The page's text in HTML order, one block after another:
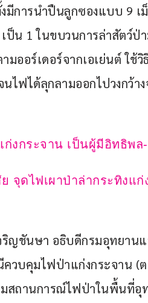
การนำปืนลูกซองแบบ 9 เ
น 1 ในขบวนการล่าสัตว์ป่
มออร์เดอร์จากเอเย่นต์ ใช้
ไฟได้ลุกลามออกไปวงกว้า
งกระจาน เป็นผู้มีอิทธิพ
จุดไฟเผาป่าล่ากระทิงแ
ริญชันษา อธิบดีกรมอุทยาน
วบคุมไฟป่าแก่งกระจาน (
สถานการณ์ไฟป่าในพื้นที่อุ